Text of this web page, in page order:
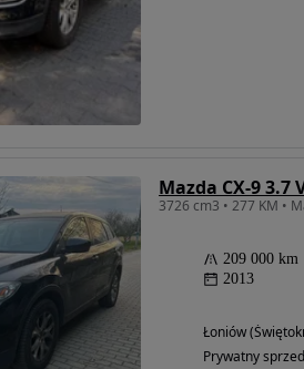
Mazda CX-9 3.7
3726 cm3 • 277 KM •
209 000 km
2013
Łoniów
Prywatny